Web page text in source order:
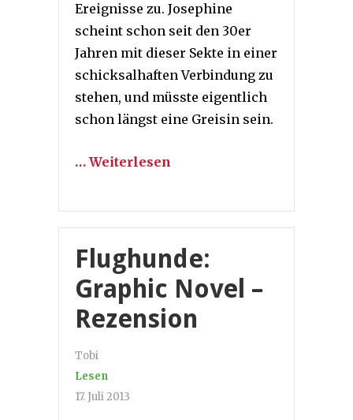
Ereignisse zu. Josephine
scheint schon seit den 30er
Jahren mit dieser Sekte in einer
schicksalhaften Verbindung zu
stehen, und müsste eigentlich
schon längst eine Greisin sein.
… Weiterlesen
Flughunde:
Graphic Novel –
Rezension
Tobi
Lesen
17. Juli 2013